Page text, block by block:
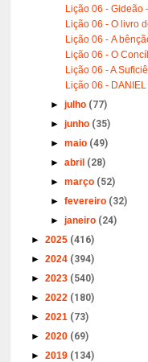
Lição 06 - Gideão
Lição 06 - O livro
Lição 06 - A
Lição 06 - O
Lição 06 - A
Lição 06 -
►julho (77)
►junho (35)
►maio (49)
►abril (28)
►março (52)
►fevereiro (32)
►janeiro (24)
►2025 (416)
►2024 (394)
►2023 (540)
►2022 (180)
►2021 (73)
►2020 (69)
►2019 (134)